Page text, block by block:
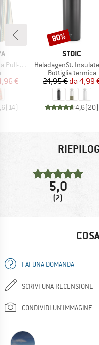
Skirt
di prodotti
ridotto
€
(14)
MARCHIO
STOIC
Articolo
HeladagenSt. Insulated Stainless Steel Bottle 500
Gruppo di prodotti
Bottiglia termica
Prezzo
24,95 € Prezzo
da 4,99
4,6(20)
Sconto
80%
5,0
(2)
FAI UNA DOMANDA
SCRIVI UNA RECENSIONE
CONDIVIDI UN'IMMAGINE